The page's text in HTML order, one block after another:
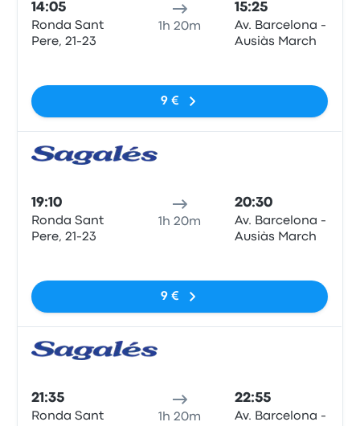
14:05
Ronda Sant
Pere, 21-23
1h 20m
15:25
Av. Barcelona -
Ausiàs March
9 €
19:10
Ronda Sant
Pere, 21-23
1h 20m
20:30
Av. Barcelona -
Ausiàs March
9 €
21:35
Ronda Sant
1h 20m
22:55
Av. Barcelona -